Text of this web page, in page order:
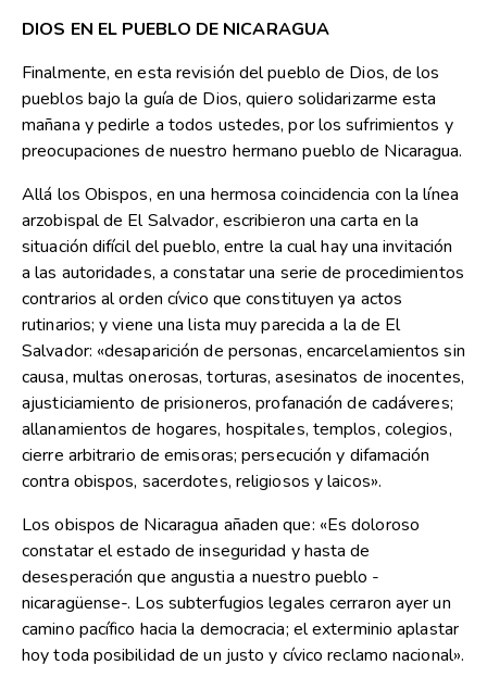
DIOS EN EL PUEBLO DE NICARAGUA
Finalmente, en esta revisión del pueblo de Dios, de los
pueblos bajo la guía de Dios, quiero solidarizarme esta
mañana y pedirle a todos ustedes, por los sufrimientos y
preocupaciones de nuestro hermano pueblo de Nicaragua.
Allá los Obispos, en una hermosa coincidencia con la línea
arzobispal de El Salvador, escribieron una carta en la
situación difícil del pueblo, entre la cual hay una invitación
a las autoridades, a constatar una serie de procedimientos
contrarios al orden cívico que constituyen ya actos
rutinarios; y viene una lista muy parecida a la de El
Salvador: «desaparición de personas, encarcelamientos sin
causa, multas onerosas, torturas, asesinatos de inocentes,
ajusticiamiento de prisioneros, profanación de cadáveres;
allanamientos de hogares, hospitales, templos, colegios,
cierre arbitrario de emisoras; persecución y difamación
contra obispos, sacerdotes, religiosos y laicos».
Los obispos de Nicaragua añaden que: «Es doloroso
constatar el estado de inseguridad y hasta de
desesperación que angustia a nuestro pueblo -
nicaragüense-. Los subterfugios legales cerraron ayer un
camino pacífico hacia la democracia; el exterminio aplastar
hoy toda posibilidad de un justo y cívico reclamo nacional».